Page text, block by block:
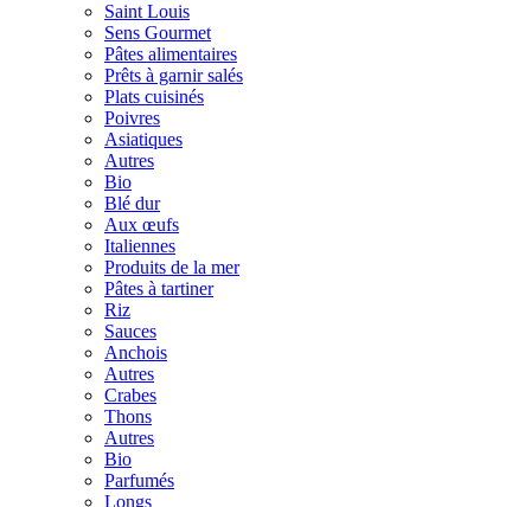
Saint Louis
Sens Gourmet
Pâtes alimentaires
Prêts à garnir salés
Plats cuisinés
Poivres
Asiatiques
Autres
Bio
Blé dur
Aux œufs
Italiennes
Produits de la mer
Pâtes à tartiner
Riz
Sauces
Anchois
Autres
Crabes
Thons
Autres
Bio
Parfumés
Longs